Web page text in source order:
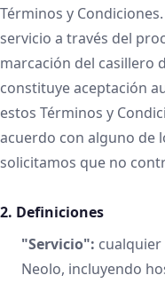
Términos y
servicio a través del
marcación del casillero
constituye aceptación
estos Términos y
acuerdo con alguno de
solicitamos que no
2. Definiciones
"Servicio":
Neolo, incluyendo